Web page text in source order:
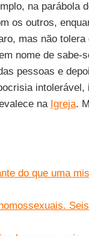
na parábola
os outros,
mas não tolera
nome de sabe-
pessoas e
na Igreja.
do que uma